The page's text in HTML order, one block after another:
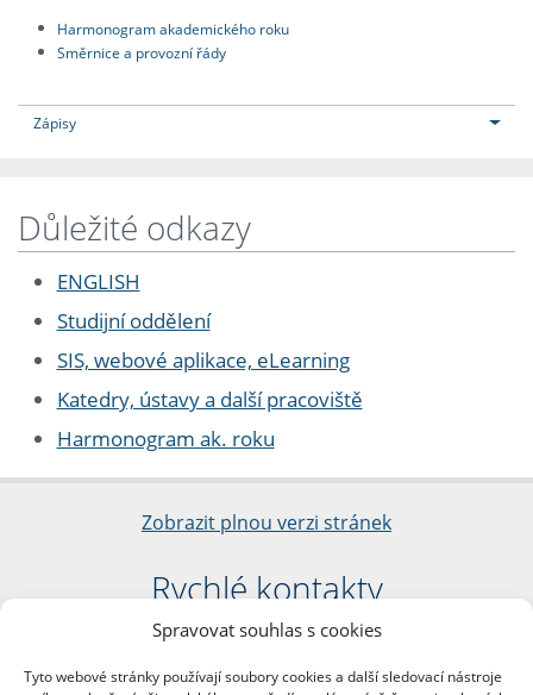
Spravovat souhlas s cookies
Tyto webové stránky používají soubory cookies a další sledovací nástroje
Harmonogram akademického roku
Směrnice a provozní řády
Zápisy
Důležité odkazy
ENGLISH
Studijní oddělení
SIS, webové aplikace, eLearning
Katedry, ústavy a další pracoviště
Harmonogram ak. roku
Zobrazit plnou verzi stránek
Rychlé kontakty
Filozofická fakulta
nám. Jana Palacha 1/2